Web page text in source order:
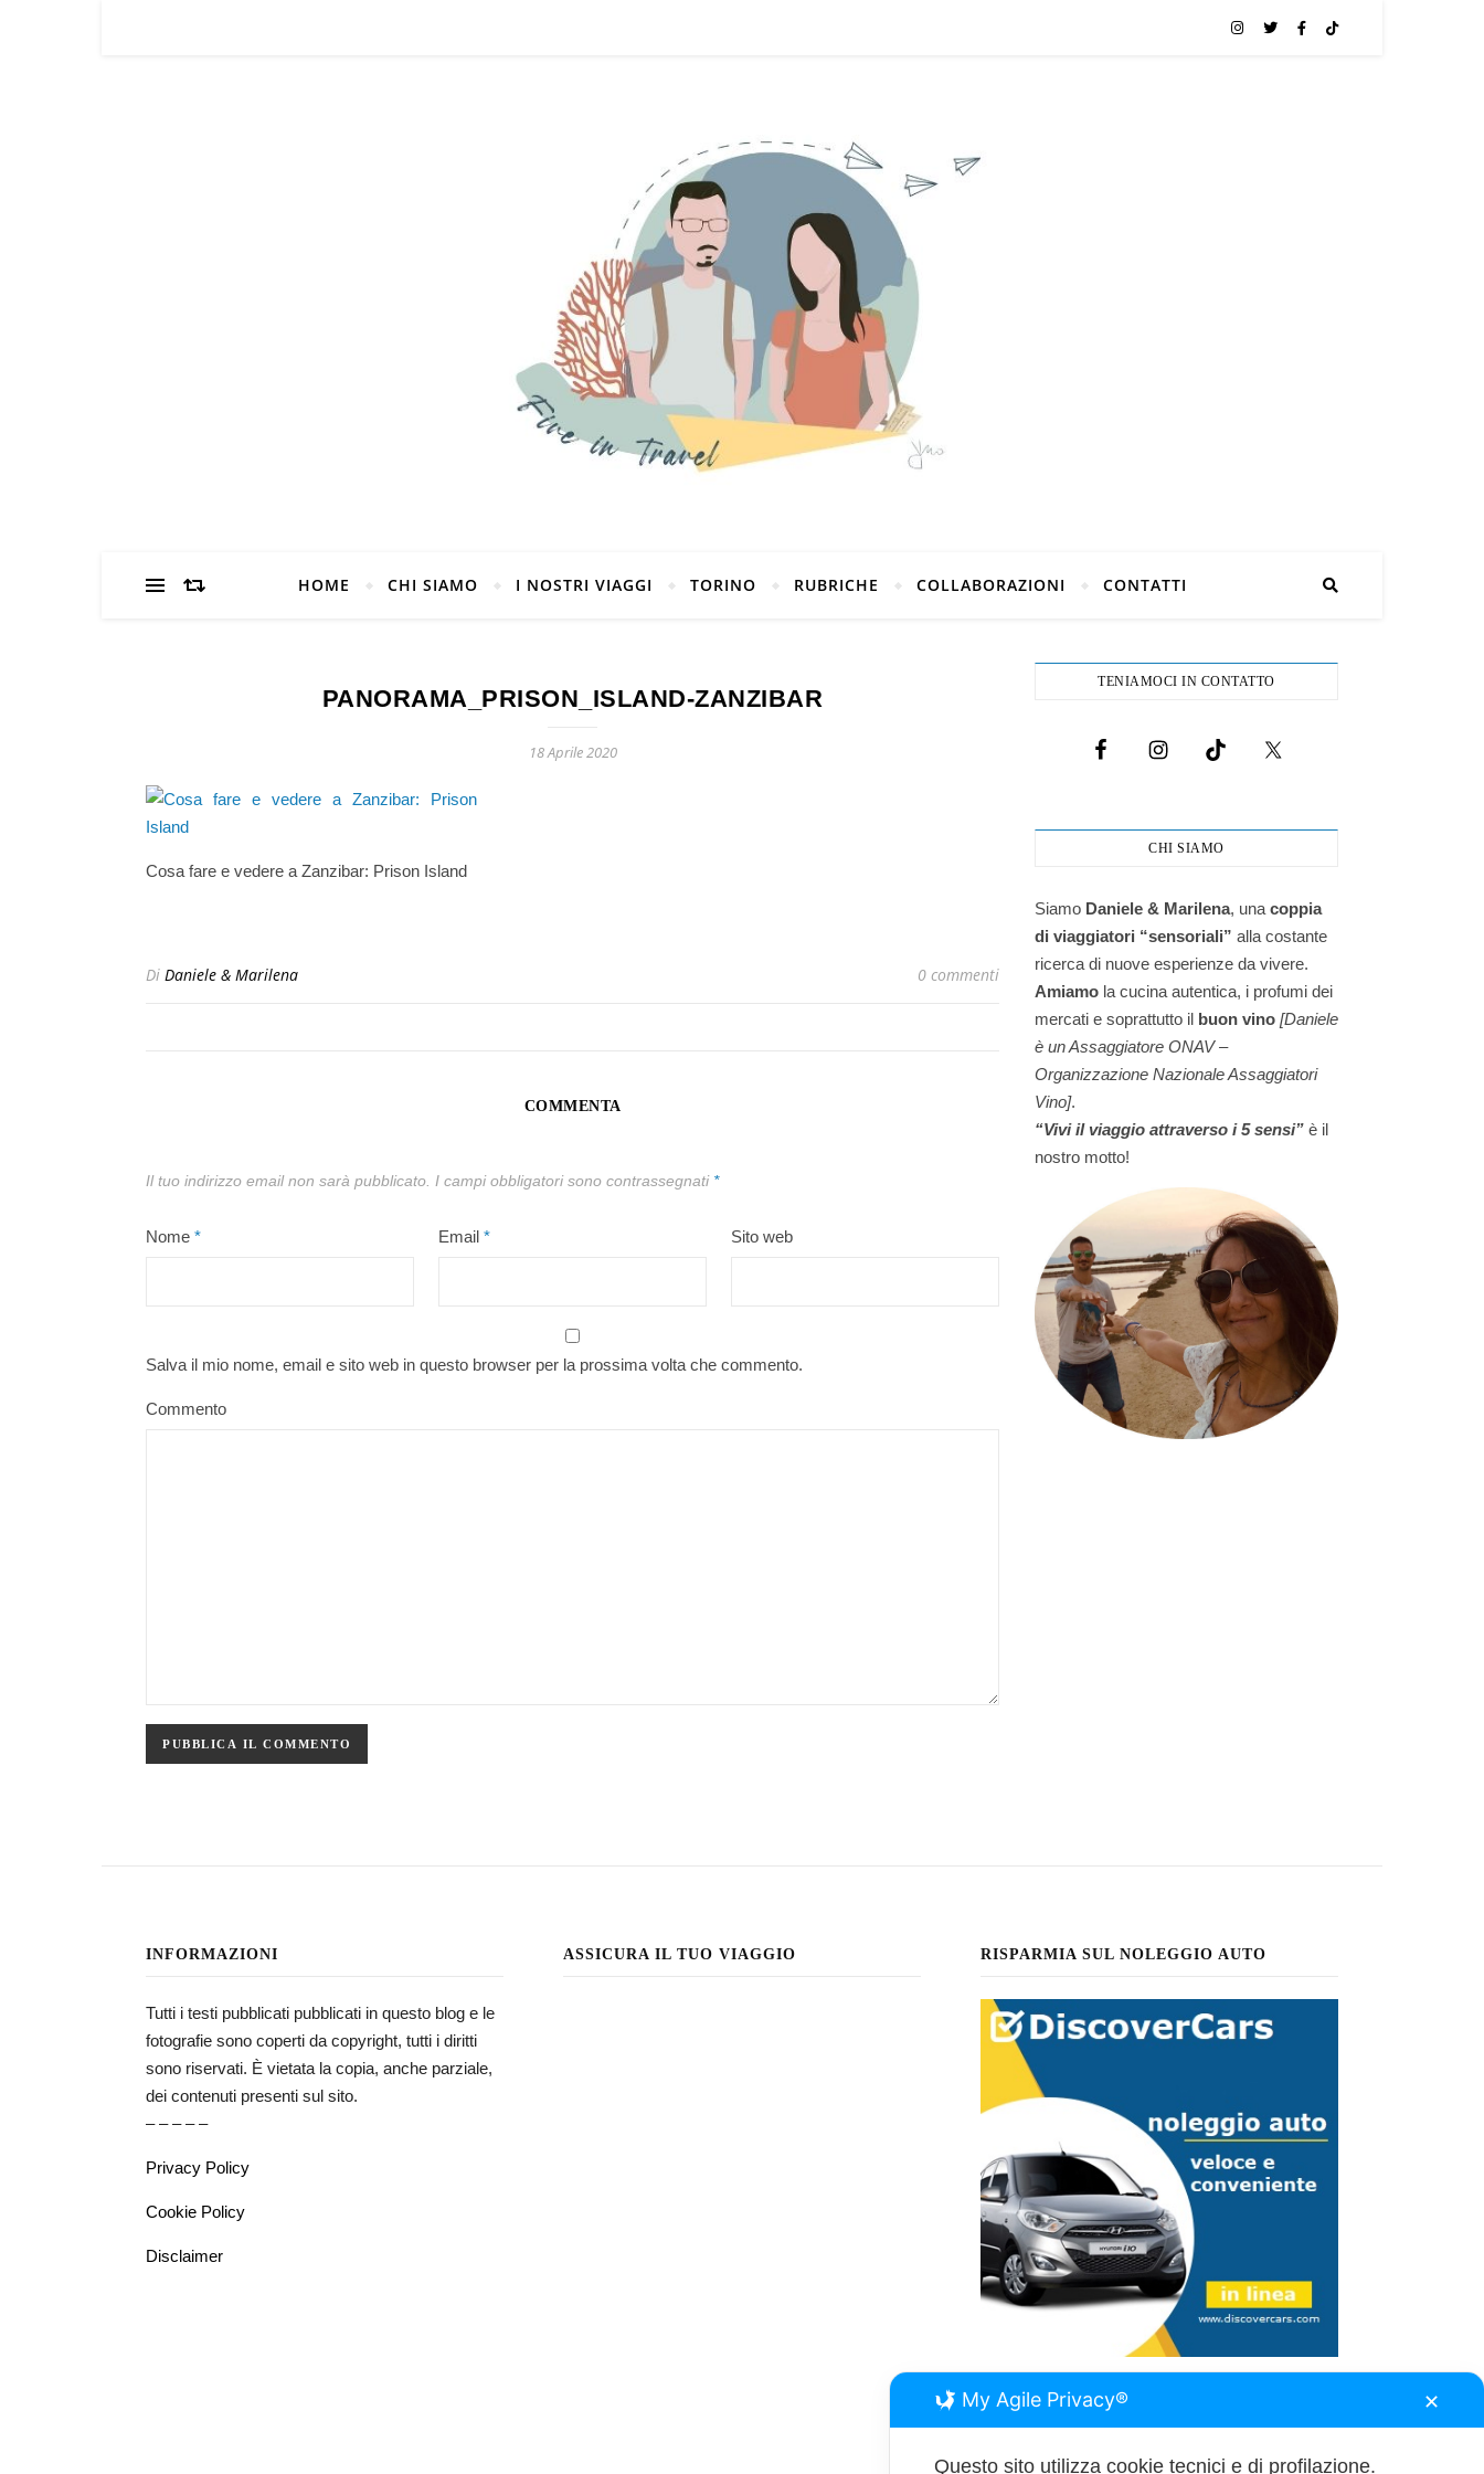
HOME CHI SIAMO I NOSTRI VIAGGI TORINO RUBRICHE COLLABORAZIONI CONTATTI
PANORAMA_PRISON_ISLAND-ZANZIBAR
18 Aprile 2020
Cosa fare e vedere a Zanzibar: Prison Island
Di Daniele & Marilena 0 commenti
COMMENTA
Il tuo indirizzo email non sarà pubblicato. I campi obbligatori sono contrassegnati *
Nome * Email * Sito web
Salva il mio nome, email e sito web in questo browser per la prossima volta che commento.
Commento
TENIAMOCI IN CONTATTO
CHI SIAMO
Siamo Daniele & Marilena, una coppia
di viaggiatori “sensoriali” alla costante
ricerca di nuove esperienze da vivere.
Amiamo la cucina autentica, i profumi dei
mercati e soprattutto il buon vino [Daniele
è un Assaggiatore ONAV –
Organizzazione Nazionale Assaggiatori
Vino].
“Vivi il viaggio attraverso i 5 sensi” è il
nostro motto!
INFORMAZIONI
Tutti i testi pubblicati pubblicati in questo blog e le
fotografie sono coperti da copyright, tutti i diritti
sono riservati. È vietata la copia, anche parziale,
dei contenuti presenti sul sito.
– – – – –
Privacy Policy
Cookie Policy
Disclaimer
ASSICURA IL TUO VIAGGIO RISPARMIA SUL NOLEGGIO AUTO
My Agile Privacy® ✕
Questo sito utilizza cookie tecnici e di profilazione.